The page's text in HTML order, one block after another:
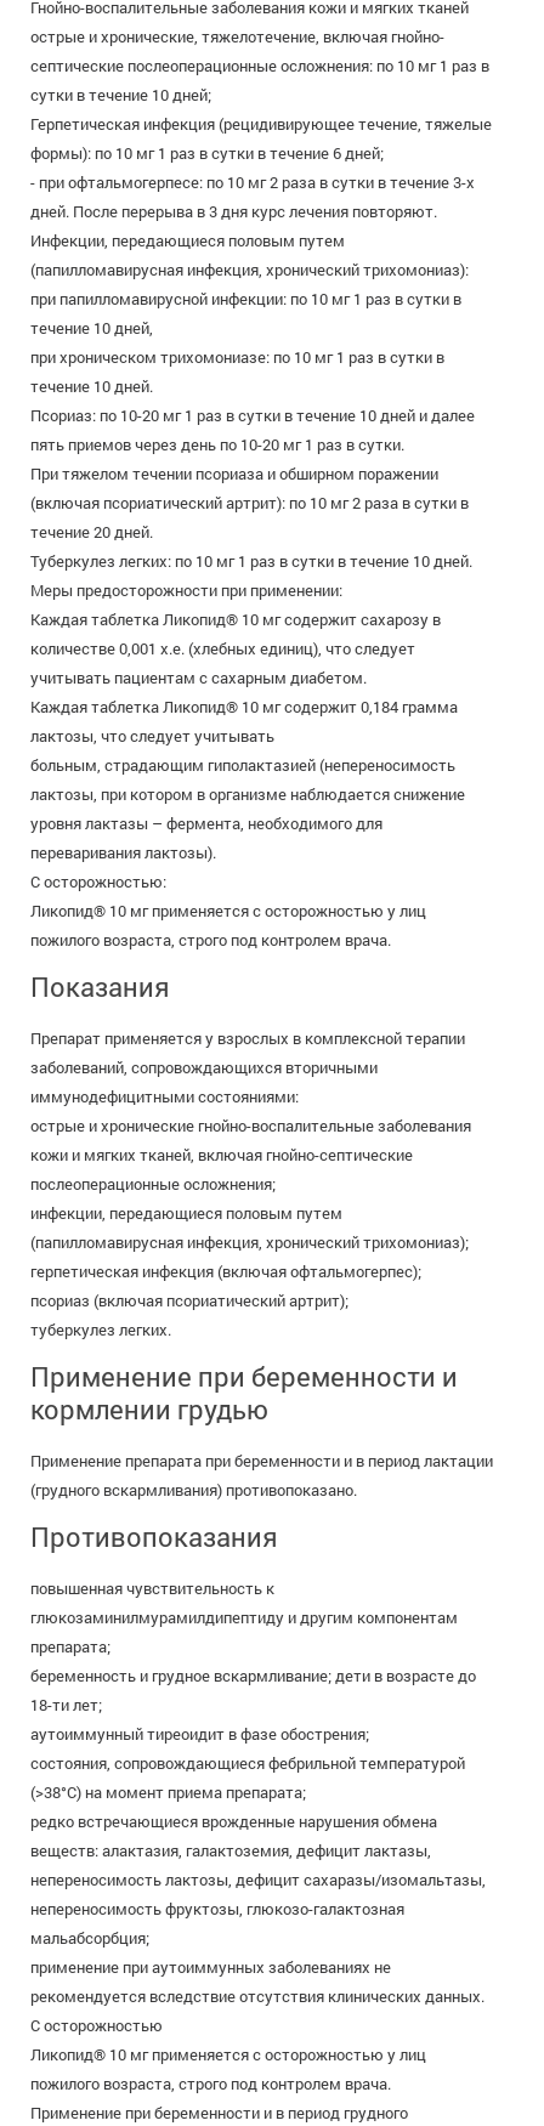
Гнойно-воспалительные заболевания кожи и мягких тканей
острые и хронические, тяжелотечение, включая гнойно-
септические послеоперационные осложнения: по 10 мг 1 раз в
сутки в течение 10 дней;
Герпетическая инфекция (рецидивирующее течение, тяжелые
формы): по 10 мг 1 раз в сутки в течение 6 дней;
- при офтальмогерпесе: по 10 мг 2 раза в сутки в течение 3-х
дней. После перерыва в 3 дня курс лечения повторяют.
Инфекции, передающиеся половым путем
(папилломавирусная инфекция, хронический трихомониаз):
при папилломавирусной инфекции: по 10 мг 1 раз в сутки в
течение 10 дней,
при хроническом трихомониазе: по 10 мг 1 раз в сутки в
течение 10 дней.
Псориаз: по 10-20 мг 1 раз в сутки в течение 10 дней и далее
пять приемов через день по 10-20 мг 1 раз в сутки.
При тяжелом течении псориаза и обширном поражении
(включая псориатический артрит): по 10 мг 2 раза в сутки в
течение 20 дней.
Туберкулез легких: по 10 мг 1 раз в сутки в течение 10 дней.
Меры предосторожности при применении:
Каждая таблетка Ликопид® 10 мг содержит сахарозу в
количестве 0,001 х.е. (хлебных единиц), что следует
учитывать пациентам с сахарным диабетом.
Каждая таблетка Ликопид® 10 мг содержит 0,184 грамма
лактозы, что следует учитывать
больным, страдающим гиполактазией (непереносимость
лактозы, при котором в организме наблюдается снижение
уровня лактазы – фермента, необходимого для
переваривания лактозы).
С осторожностью:
Ликопид® 10 мг применяется с осторожностью у лиц
пожилого возраста, строго под контролем врача.
Показания
Препарат применяется у взрослых в комплексной терапии
заболеваний, сопровождающихся вторичными
иммунодефицитными состояниями:
острые и хронические гнойно-воспалительные заболевания
кожи и мягких тканей, включая гнойно-септические
послеоперационные осложнения;
инфекции, передающиеся половым путем
(папилломавирусная инфекция, хронический трихомониаз);
герпетическая инфекция (включая офтальмогерпес);
псориаз (включая псориатический артрит);
туберкулез легких.
Применение при беременности и
кормлении грудью
Применение препарата при беременности и в период лактации
(грудного вскармливания) противопоказано.
Противопоказания
повышенная чувствительность к
глюкозаминилмурамилдипептиду и другим компонентам
препарата;
беременность и грудное вскармливание; дети в возрасте до
18-ти лет;
аутоиммунный тиреоидит в фазе обострения;
состояния, сопровождающиеся фебрильной температурой
(>38°С) на момент приема препарата;
редко встречающиеся врожденные нарушения обмена
веществ: алактазия, галактоземия, дефицит лактазы,
непереносимость лактозы, дефицит сахаразы/изомальтазы,
непереносимость фруктозы, глюкозо-галактозная
мальабсорбция;
применение при аутоиммунных заболеваниях не
рекомендуется вследствие отсутствия клинических данных.
С осторожностью
Ликопид® 10 мг применяется с осторожностью у лиц
пожилого возраста, строго под контролем врача.
Применение при беременности и в период грудного